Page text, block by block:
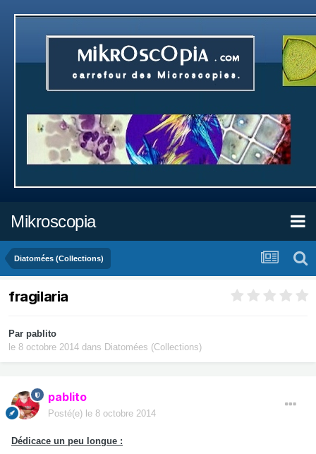
Mikroscopia
Diatomées (Collections)
fragilaria
Par pablito
le 8 octobre 2014 dans Diatomées (Collections)
pablito
Posté(e) le 8 octobre 2014
Dédicace un peu longue :